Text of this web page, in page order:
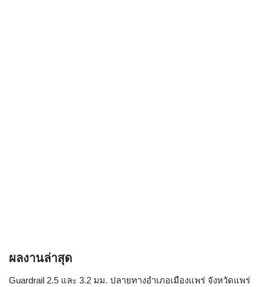
ผลงานล่าสุด
Guardrail 2.5 และ 3.2 มม. ปลายทางอำเภอเมืองแพร่ จังหวัดแพร่